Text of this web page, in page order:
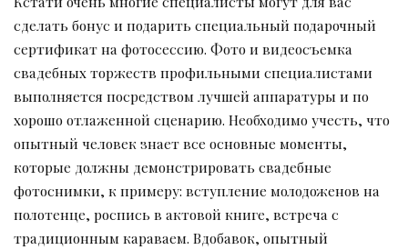
сделать бонус и подарить специальный подарочный
сертификат на фотосессию. Фото и видеосъемка
свадебных торжеств профильными специалистами
выполняется посредством лучшей аппаратуры и по
хорошо отлаженной сценарию. Необходимо учесть, что
опытный человек знает все основные моменты,
которые должны демонстрировать свадебные
фотоснимки, к примеру: вступление молодоженов на
полотенце, роспись в актовой книге, встреча с
традиционным караваем. Вдобавок, опытный